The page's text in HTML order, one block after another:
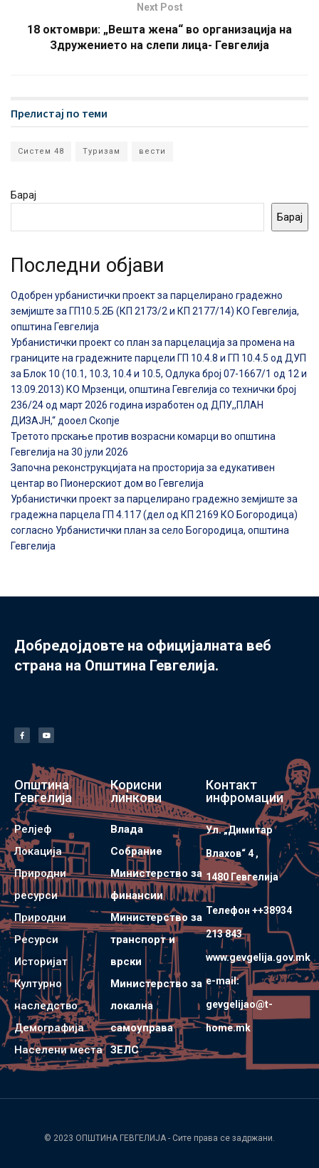
Next Post
18 октомври: „Вешта жена“ во организација на
Здружението на слепи лица- Гевгелија
Прелистај по теми
Систем 48 Туризам вести
Барај
Барај
Последни објави
Одобрен урбанистички проект за парцелирано градежно
земјиште за ГП10.5.2Б (КП 2173/2 и КП 2177/14) КО Гевгелија,
општина Гевгелија
Урбанистички проект со план за парцелација за промена на
границите на градежните парцели ГП 10.4.8 и ГП 10.4.5 од ДУП
за Блок 10 (10.1, 10.3, 10.4 и 10.5, Одлука број 07-1667/1 од 12 и
13.09.2013) КО Мрзенци, општина Гевгелија со технички број
236/24 од март 2026 година изработен од ДПУ,,ПЛАН
ДИЗАЈН,“ дооел Скопје
Третото прскање против возрасни комарци во општина
Гевгелија на 30 јули 2026
Започна реконструкцијата на просторија за едукативен
центар во Пионерскиот дом во Гевгелија
Урбанистички проект за парцелирано градежно земјиште за
градежна парцела ГП 4.117 (дел од КП 2169 КО Богородица)
согласно Урбанистички план за село Богородица, општина
Гевгелија
Добредојдовте на официјалната веб
страна на Општина Гевгелија.
Општина
Гевгелија
Релјеф
Локација
Природни
ресурси
Природни
Ресурси
Историјат
Културно
наследство
Демографија
Населени места
Корисни
линкови
Влада
Собрание
Министерство за
финансии
Министерство за
транспорт и
врски
Министерство за
локална
самоуправа
ЗЕЛС
Контакт
инфромации
Ул. „Димитар
Влахов“ 4 ,
1480 Гевгелијa
Телефон ++38934
213 843
www.gevgelija.gov.mk
e-mail:
gevgelijao@t-
home.mk
© 2023 ОПШТИНА ГЕВГЕЛИЈА - Сите права се задржани.